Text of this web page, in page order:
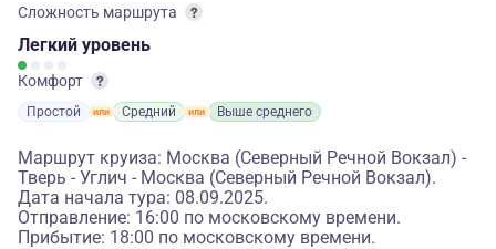
Сложность маршрута
Легкий уровень
Комфорт
Простой Средний Выше среднего
Маршрут круиза: Москва (Северный Речной Вокзал) -
Тверь - Углич - Москва (Северный Речной Вокзал).
Дата начала тура: 08.09.2025.
Отправление: 16:00 по московскому времени.
Прибытие: 18:00 по московскому времени.